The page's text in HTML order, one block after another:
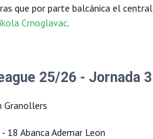
que por parte balcánica el central
Crnoglavac.
25/26 - Jornada 3
Granollers
18 Abanca Ademar Leon